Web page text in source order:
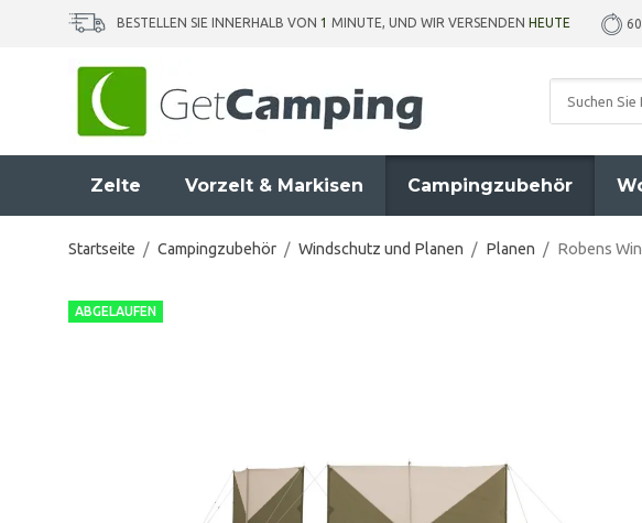
BESTELLEN SIE INNERHALB VON 1 MINUTE, UND WIR VERSENDEN HEUTE
Zelte Vorzelt & Markisen Campingzubehör
Startseite / Campingzubehör / Windschutz und Planen / Planen / Robens
ABGELAUFEN